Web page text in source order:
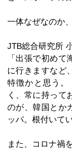
一体なぜなのか
JTB総合研究所
「出張で初め
に行きますなど
特徴かと思う。
く、常に持って
のが、韓国とか
ッパ。根付いて
また、コロナ禍